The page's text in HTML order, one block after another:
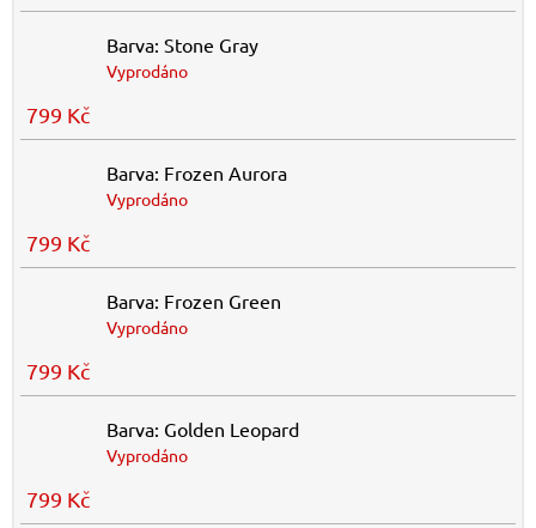
Barva: Stone Gray
Vyprodáno
799 Kč
Barva: Frozen Aurora
Vyprodáno
799 Kč
Barva: Frozen Green
Vyprodáno
799 Kč
Barva: Golden Leopard
Vyprodáno
799 Kč